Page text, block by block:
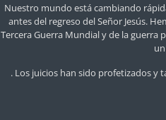
Nuestro mundo está cambiando
antes del regreso del Señor Jesús.
Tercera Guerra Mundial y de la guerra
. Los juicios han sido profetizados y